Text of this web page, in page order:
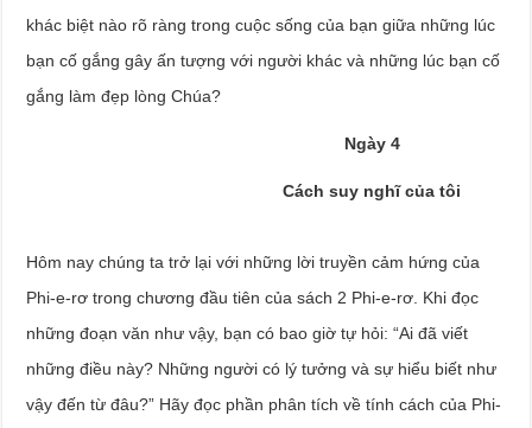
khác biệt nào rõ ràng trong cuộc sống của bạn giữa những lúc
bạn cố gắng gây ấn tượng với người khác và những lúc bạn cố
gắng làm đẹp lòng Chúa?
Ngày 4
Cách suy nghĩ của tôi
Hôm nay chúng ta trở lại với những lời truyền cảm hứng của
Phi-e-rơ trong chương đầu tiên của sách 2 Phi-e-rơ. Khi đọc
những đoạn văn như vậy, bạn có bao giờ tự hỏi: “Ai đã viết
những điều này? Những người có lý tưởng và sự hiểu biết như
vậy đến từ đâu?” Hãy đọc phần phân tích về tính cách của Phi-